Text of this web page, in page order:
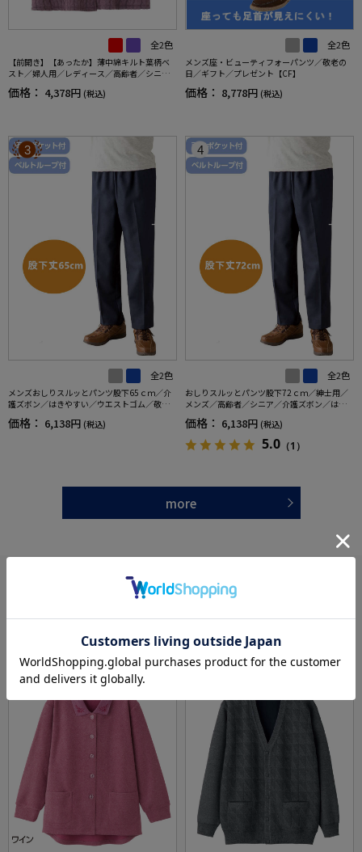
全2色
【前開き】【あったか】薄中綿キルト葉柄ベ
スト／婦人用／レディース／高齢者／シニア
／秋冬／洗濯OK／自宅で洗える／名前記入欄
付／両脇ポケット／お出かけ／ギフト【CF】
価格： 4,378円 (税込)
全2色
メンズ座・ビューティフォーパンツ／敬老の
日／ギフト／プレゼント【CF】
価格： 8,778円 (税込)
3
全2色
メンズおしりスルッとパンツ股下65ｃｍ／介
護ズボン／はきやすい／ウエストゴム／敬老
の日／ギフト／プレゼント【CF】
価格： 6,138円 (税込)
4
全2色
おしりスルッとパンツ股下72ｃｍ／紳士用／
メンズ／高齢者／シニア／介護ズボン／はき
やすい／ウエストゴム／敬老の日／ギフト／
プレゼント【CF】
価格： 6,138円 (税込)
5.0 （1）
more
あなたへのおすすめ